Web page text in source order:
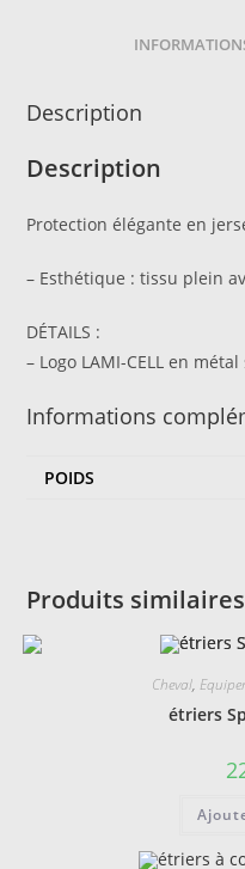
Description
Description
Protection élégante en
– Esthétique : tissu plein
DÉTAILS :
– Logo LAMI-CELL en
Informations
POIDS
Produits similaires
Cheval,
étriers